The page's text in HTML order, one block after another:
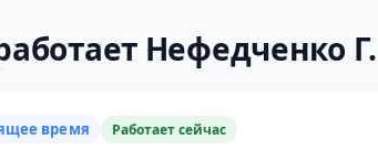
Нефедченко
время Работает сейчас